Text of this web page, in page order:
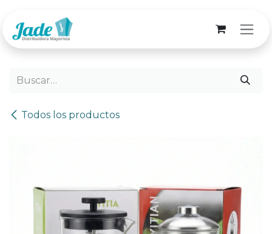
Todos los productos